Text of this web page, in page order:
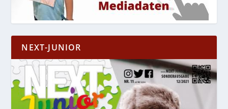
NEXT-JUNIOR